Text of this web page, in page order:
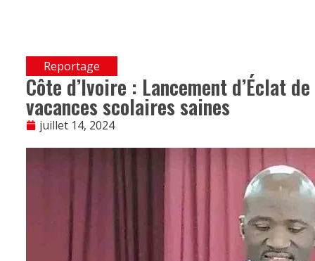
Reportage
Côte d’Ivoire : Lancement d’Éclat
vacances scolaires saines
juillet 14, 2024